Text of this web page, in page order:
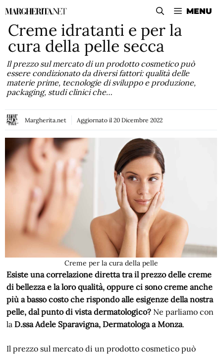
Vai
contenuto
MENU
Creme idratanti e per la
cura della pelle secca
Il prezzo sul mercato di un prodotto cosmetico può
essere condizionato da diversi fattori: qualità delle
materie prime, tecnologie di sviluppo e produzione,
packaging, studi clinici che…
Margherita.net Aggiornato il 20 Dicembre 2022
Creme per la cura della pelle
Esiste una correlazione diretta tra il prezzo delle creme
di bellezza e la loro qualità, oppure ci sono creme anche
più a basso costo che rispondo alle esigenze della nostra
pelle, dal punto di vista dermatologico? Ne parliamo con
laD.ssa Adele Sparavigna, Dermatologa a Monza.
Il prezzo sul mercato di un prodotto cosmetico può